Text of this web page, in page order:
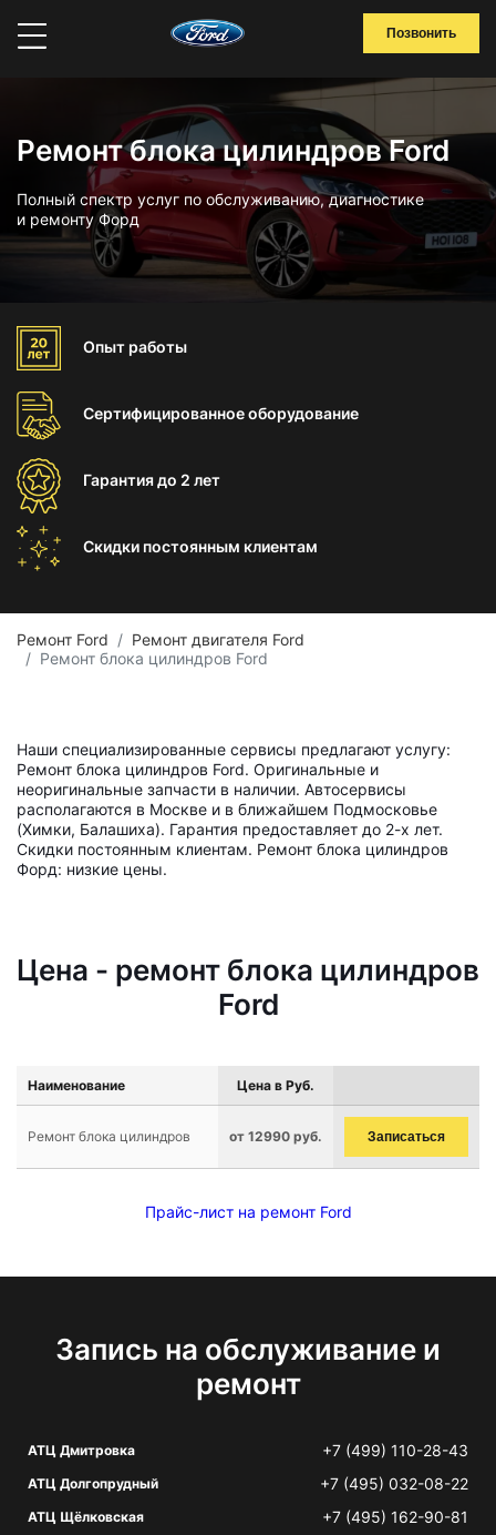
Позвонить
Ремонт блока цилиндров Ford
Полный спектр услуг по обслуживанию, диагностике
и ремонту Форд
Опыт работы
Сертифицированноеоборудование
Гарантиядо 2 лет
Скидки постоянным клиентам
Ремонт Ford
Ремонт двигателя Ford
Ремонт блока цилиндров Ford
Наши специализированные сервисы предлагают услугу:
Ремонт блока цилиндров Ford. Оригинальные и
неоригинальные запчасти в наличии. Автосервисы
располагаются в Москве и в ближайшем Подмосковье
(Химки, Балашиха). Гарантия предоставляет до 2-х лет.
Скидки постоянным клиентам. Ремонт блока цилиндров
Форд: низкие цены.
Цена - ремонт блока цилиндров
Ford
Наименование Цена в Руб.
Ремонт блока цилиндров от 12990 руб. Записаться
Прайс-лист на ремонт Ford
Запись на обслуживание и
ремонт
АТЦ Дмитровка +7 (499) 110-28-43
АТЦ Долгопрудный +7 (495) 032-08-22
АТЦ Щёлковская +7 (495) 162-90-81